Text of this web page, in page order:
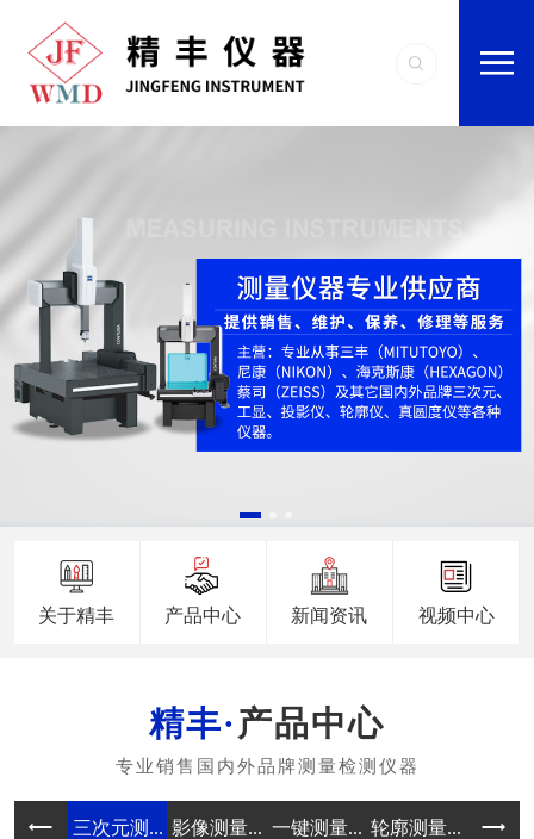
关于精丰 产品中心 新闻资讯 视频中心
产品中心
三次元测... 影像测量... 一键测量... 轮廓测量... 真圆